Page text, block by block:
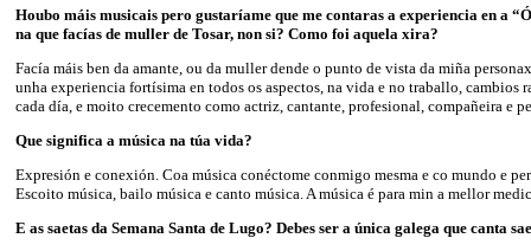
Houbo máis musicais pero gustaríame que me contaras a experiencia en a
na que facías de muller de Tosar, non si? Como foi aquela xira?
Facía máis ben da amante, ou da muller dende o punto de vista da miña
unha experiencia fortísima en todos os aspectos, na vida e no traballo, cambios
cada día, e moito crecemento como actriz, cantante, profesional, compañeira e
Que significa a música na túa vida?
Expresión e conexión. Coa música conéctome conmigo mesma e co mundo e
Escoito música, bailo música e canto música. A música é para min a mellor
E as saetas da Semana Santa de Lugo? Debes ser a única galega que canta